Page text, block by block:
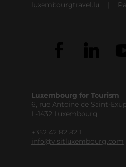
luxembourgtravel.lu
Luxembourg for Tourism
6, rue Antoine de Saint-
L-1432 Luxembourg
+352 42 82 82 1
info@visitluxembourg.com